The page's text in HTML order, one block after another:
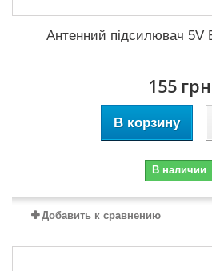
Антенний підсилювач 5V
155 грн
В корзину
В наличии
Добавить к сравнению